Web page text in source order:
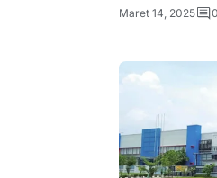
Maret 14, 2025 0